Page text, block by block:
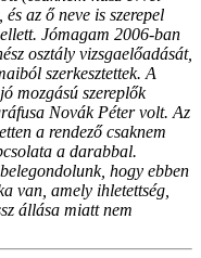
az ő neve is szerepel
Jómagam 2006-ban
osztály vizsgaelőadását,
szerkesztettek. A
mozgású szereplők
Novák Péter volt. Az
a rendező csaknem
a darabbal.
hogy ebben
van, amely ihletettség,
állása miatt nem